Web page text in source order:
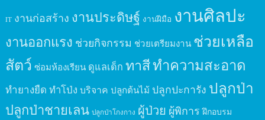
IT งานก่อสร้าง งานประดิษฐ์ งานฝีมือ งานศิลปะ
งานออกแรง ช่วยกิจกรรม ช่วยเตรียมงาน ช่วยเหลือ
สัตว์ ซ่อมห้องเรียน ดูแลเด็ก ทาสีทำความสะอาด
ทำยางยืด ทำโป่ง บริจาค ปลูกต้นไม้ ปลูกปะการัง ปลูกป่า
ปลูกป่าชายเลน ปลูกป่าโกงกาง ผู้ป่วย ผู้พิการ ฝึกอบรม